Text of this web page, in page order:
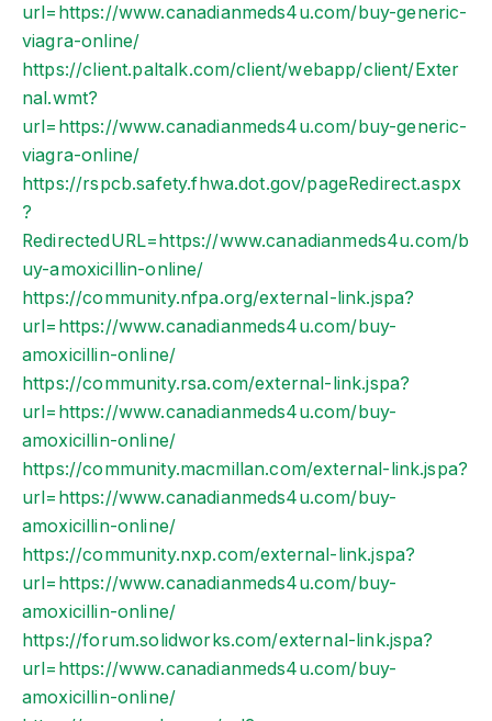
url=https://www.canadianmeds4u.com/buy-generic-
viagra-online/
https://client.paltalk.com/client/webapp/client/Exter
nal.wmt?
url=https://www.canadianmeds4u.com/buy-generic-
viagra-online/
https://rspcb.safety.fhwa.dot.gov/pageRedirect.aspx
?
RedirectedURL=https://www.canadianmeds4u.com/b
uy-amoxicillin-online/
https://community.nfpa.org/external-link.jspa?
url=https://www.canadianmeds4u.com/buy-
amoxicillin-online/
https://community.rsa.com/external-link.jspa?
url=https://www.canadianmeds4u.com/buy-
amoxicillin-online/
https://community.macmillan.com/external-link.jspa?
url=https://www.canadianmeds4u.com/buy-
amoxicillin-online/
https://community.nxp.com/external-link.jspa?
url=https://www.canadianmeds4u.com/buy-
amoxicillin-online/
https://forum.solidworks.com/external-link.jspa?
url=https://www.canadianmeds4u.com/buy-
amoxicillin-online/